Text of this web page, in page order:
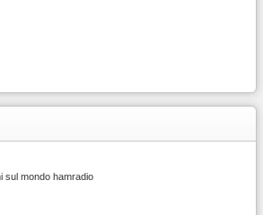
sul mondo hamradio